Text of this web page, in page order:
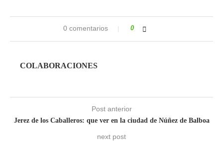
0 comentarios 0
COLABORACIONES
Post anterior
Jerez de los Caballeros: que ver en la ciudad de Núñez de Balboa
next post